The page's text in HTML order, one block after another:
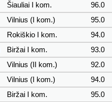
Šiauliai I kom. 96.0
Vilnius (I kom.) 95.0
Rokiškio I kom. 94.0
Biržai I kom. 93.0
Vilnius (II kom.) 92.0
Vilnius (I kom.) 94.0
Biržai I kom. 95.0